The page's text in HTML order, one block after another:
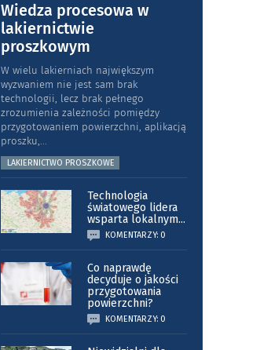
Wiedza procesowa w
lakiernictwie
proszkowym
W wielu lakierniach największym
wyzwaniem nie jest sam brak
technologii, lecz brak pełnego
zrozumienia zależności pomiędzy
przygotowaniem powierzchni, aplikacją
proszku,...
LAKIERNICTWO PROSZKOWE
Technologia
światowego lidera
wsparta lokalnym...
KOMENTARZY: 0
Co naprawdę
decyduje o jakości
przygotowania
powierzchni?
KOMENTARZY: 0